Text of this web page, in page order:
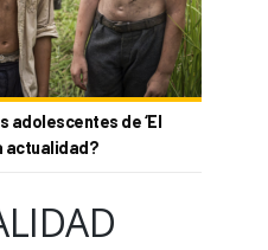
adolescentes de ‘El
actualidad?